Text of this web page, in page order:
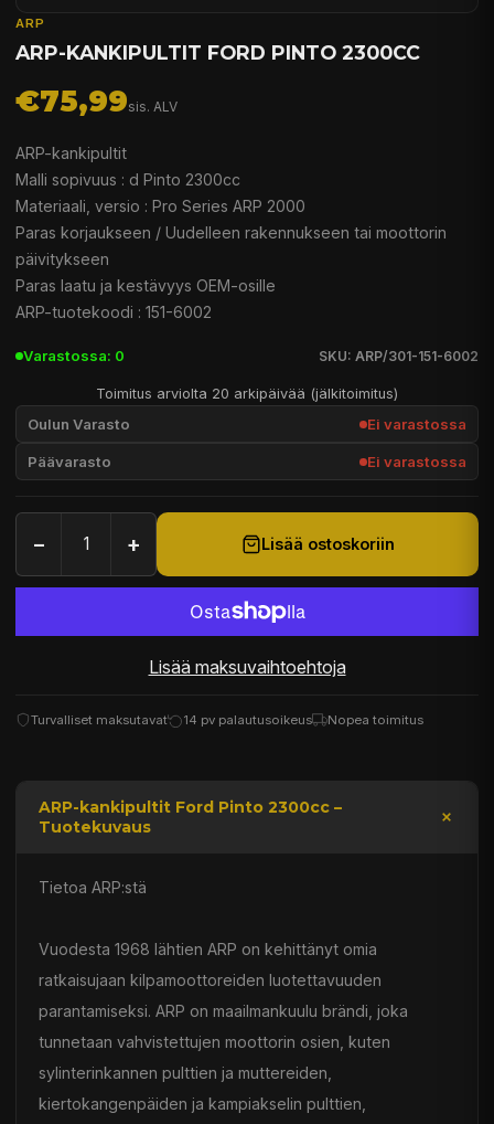
ARP
ARP-KANKIPULTIT FORD PINTO 2300CC
€75,99sis. ALV
ARP-kankipultit
Malli sopivuus : d Pinto 2300cc
Materiaali, versio : Pro Series ARP 2000
Paras korjaukseen / Uudelleen rakennukseen tai moottorin
päivitykseen
Paras laatu ja kestävyys OEM-osille
ARP-tuotekoodi : 151-6002
Varastossa: 0 SKU: ARP/301-151-6002
Toimitus arviolta 20 arkipäivää (jälkitoimitus)
Oulun Varasto Ei varastossa
Päävarasto Ei varastossa
− + Lisää ostoskoriin
Lisää maksuvaihtoehtoja
Turvalliset maksutavat 14 pv palautusoikeus Nopea toimitus
ARP-kankipultit Ford Pinto 2300cc –
Tuotekuvaus
Tietoa ARP:stä
Vuodesta 1968 lähtien ARP on kehittänyt omia
ratkaisujaan kilpamoottoreiden luotettavuuden
parantamiseksi. ARP on maailmankuulu brändi, joka
tunnetaan vahvistettujen moottorin osien, kuten
sylinterinkannen pulttien ja muttereiden,
kiertokangenpäiden ja kampiakselin pulttien,